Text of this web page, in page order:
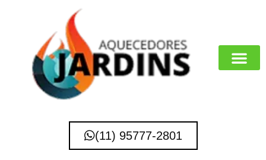
(11) 95777-2801